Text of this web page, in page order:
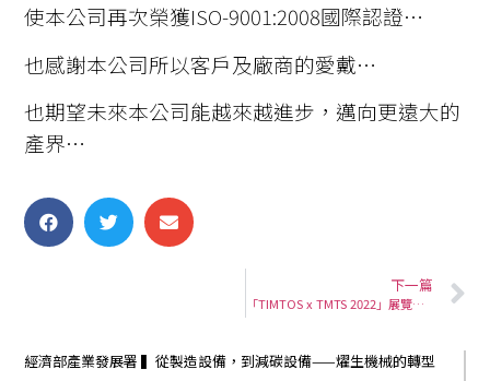
經濟部產業發展署 ▍從製造設備，到減碳設備——燿生機械的轉型
使本公司再次榮獲ISO-9001:2008國際認證…
也感謝本公司所以客戶及廠商的愛戴…
也期望未來本公司能越來越進步，邁向更遠大的
產界…
下一篇
「TIMTOS x TMTS 2022」展覽地點：南港展覽館2館1F 攤位P1101